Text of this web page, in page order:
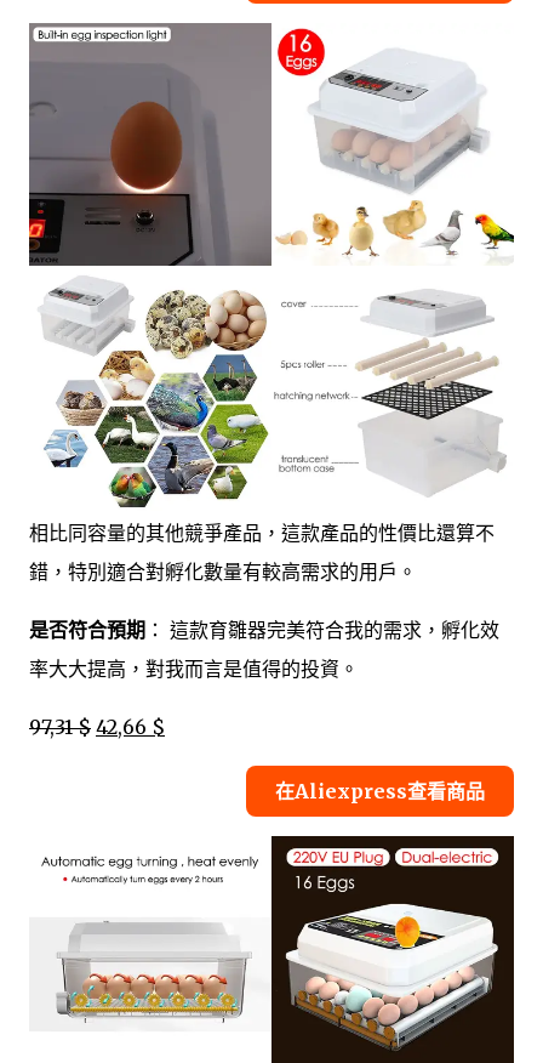
相比同容量的其他競爭產品，這款產品的性價比還算不
錯，特別適合對孵化數量有較高需求的用戶。
是否符合預期 ： 這款育雛器完美符合我的需求，孵化效
率大大提高，對我而言是值得的投資。
97,31 $ 42,66 $
在Aliexpress查看商品